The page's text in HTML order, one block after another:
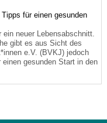
für einen gesunden
neuer Lebensabschnitt.
gibt es aus Sicht des
e.V. (BVKJ) jedoch
gesunden Start in den